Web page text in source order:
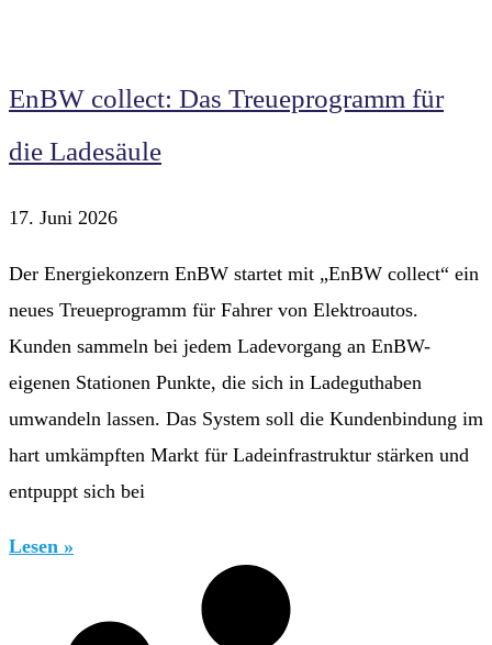
EnBW collect: Das Treueprogramm für
die Ladesäule
17. Juni 2026
Der Energiekonzern EnBW startet mit „EnBW collect“ ein
neues Treueprogramm für Fahrer von Elektroautos.
Kunden sammeln bei jedem Ladevorgang an EnBW-
eigenen Stationen Punkte, die sich in Ladeguthaben
umwandeln lassen. Das System soll die Kundenbindung im
hart umkämpften Markt für Ladeinfrastruktur stärken und
entpuppt sich bei
Lesen »